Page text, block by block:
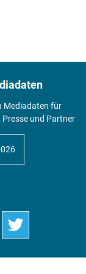
Mediadaten für
Presse und Partner